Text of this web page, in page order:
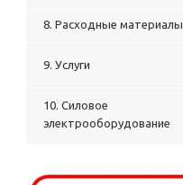
8. Расходные материалы
9. Услуги
10. Силовое
электрооборудование